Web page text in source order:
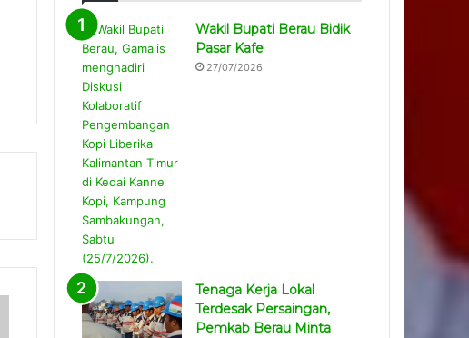
Wakil Bupati Berau Bidik
Pasar Kafe
27/07/2026
Tenaga Kerja Lokal
Terdesak Persaingan,
Pemkab Berau Minta